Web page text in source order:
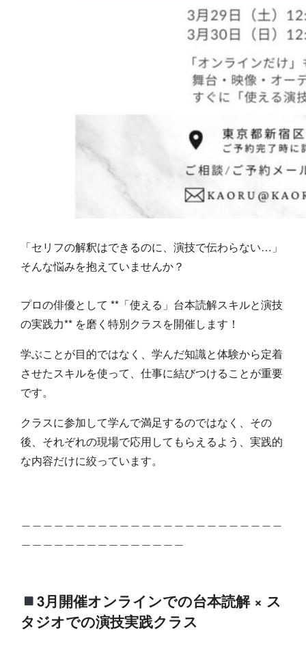
「セリフの解釈はできるのに、演技で伝わらない…」
そんな悩みを抱えていませんか？
プロの俳優として **「使える」台本読解スキルと演技
の実践力** を磨く特別クラスを開催します！
学ぶことが目的ではなく、学んだ知識と体験から定着
させたスキルを使って、仕事に結びつけることが重要
です。
クラスに参加して学んで満足するのではなく、その
後、それぞれの現場で応用してもらえるよう、実践的
な内容だけに絞っています。
3月開催オンラインでの台本読解 × ス
タジオでの演技実践クラス